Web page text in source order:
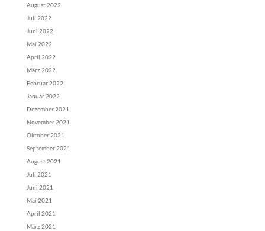
August 2022
Juli 2022
Juni 2022
Mai 2022
April 2022
März 2022
Februar 2022
Januar 2022
Dezember 2021
November 2021
Oktober 2021
September 2021
August 2021
Juli 2021
Juni 2021
Mai 2021
April 2021
März 2021